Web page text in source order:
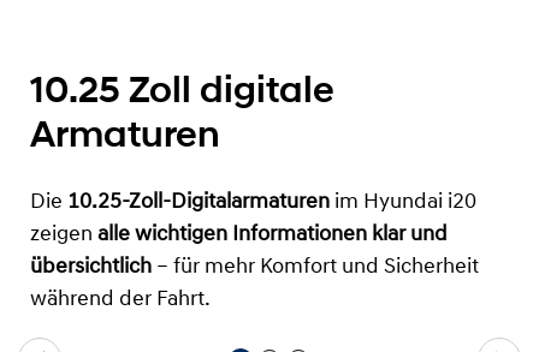
10.25 Zoll digitale
Armaturen
Die 10.25-Zoll-Digitalarmaturen im Hyundai i20
zeigen alle wichtigen Informationen klar und
übersichtlich – für mehr Komfort und Sicherheit
während der Fahrt.